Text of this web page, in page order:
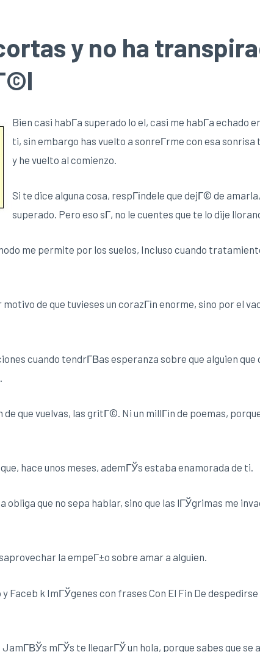
y no ha
Bien casi habГ­a superado lo el, casi me habГ­a echado
ti, sin embargo has vuelto a sonreГ­rme con esa
y he vuelto al comienzo.
Si te dice alguna cosa, respГіndele que dejГ© de
superado. Pero eso sГ­, no le cuentes que te lo dije
me permite por los suelos, Incluso cuando
de que tuvieses un corazГіn enorme, sino por el
cuando tendrГ­В­as esperanza sobre que alguien
que vuelvas, las gritГ©. Ni un millГіn de poemas,
hace unos meses, ademГЎs estaba enamorada de ti.
que no sepa hablar, sino que las lГЎgrimas me
la empeГ±o sobre amar a alguien.
Faceb k ImГЎgenes con frases Con El Fin De
mГЎs te llegarГЎ un hola, porque sabes que se